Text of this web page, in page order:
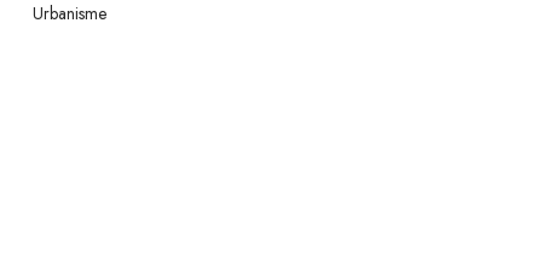
Urbanisme